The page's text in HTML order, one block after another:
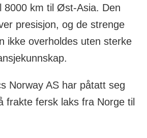
8000 km til Øst-Asia. Den
presisjon, og de strenge
ikke overholdes uten sterke
Norway AS har påtatt seg
frakte fersk laks fra Norge til